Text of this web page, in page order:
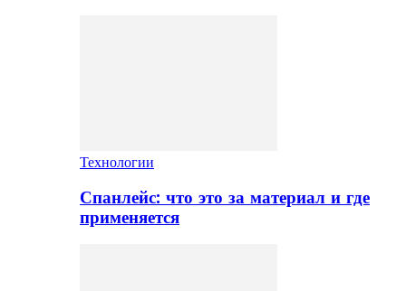
Технологии
Спанлейс: что это за материал и где
применяется